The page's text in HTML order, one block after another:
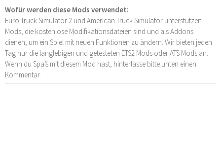
Wofür werden diese Mods verwendet:
Euro Truck Simulator 2 und American Truck Simulator unterstützen
Mods, die kostenlose Modifikationsdateien sind und als Addons
dienen, um ein Spiel mit neuen Funktionen zu ändern. Wir bieten jeden
Tag nur die langlebigen und getesteten ETS2 Mods oder ATS Mods an.
Wenn du Spaß mit diesem Mod hast, hinterlasse bitte unten einen
Kommentar.